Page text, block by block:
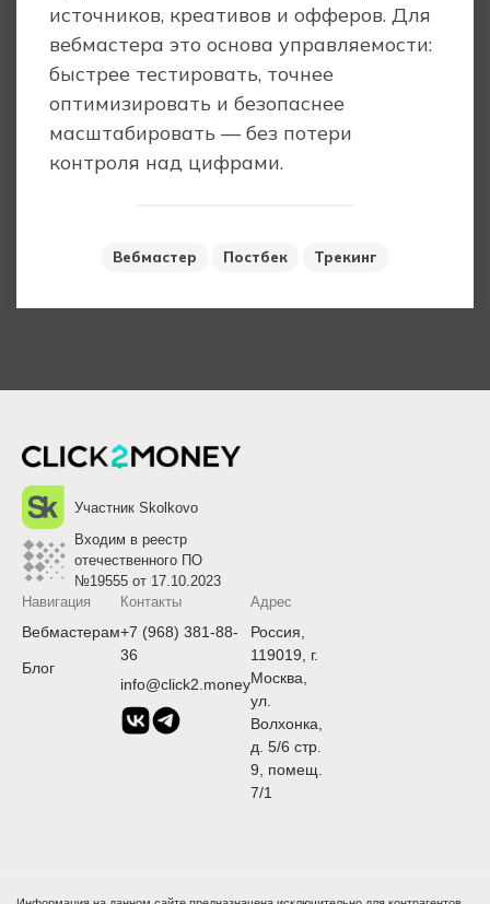
источников, креативов и офферов. Для
вебмастера это основа управляемости:
быстрее тестировать, точнее
оптимизировать и безопаснее
масштабировать — без потери
контроля над цифрами.
Вебмастер Постбек Трекинг
Участник Skolkovo
Входим в реестр
отечественного ПО
№19555 от 17.10.2023
Навигация
Вебмастерам
Блог
Контакты
+7 (968) 381-88-
36
info@click2.money
Адрес
Россия,
119019, г.
Москва,
ул.
Волхонка,
д. 5/6 стр.
9, помещ.
7/1